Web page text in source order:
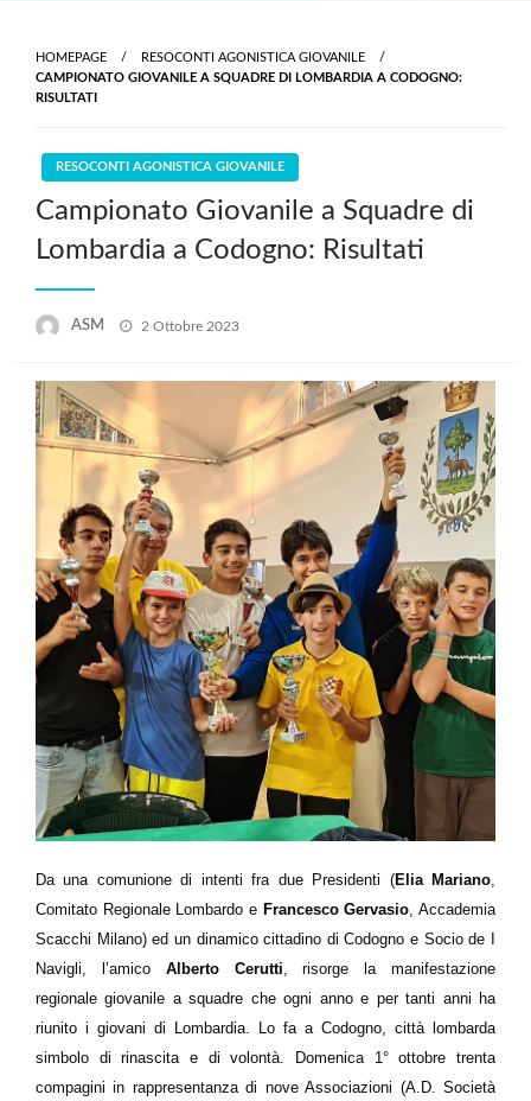
HOMEPAGE
RESOCONTI AGONISTICA GIOVANILE
CAMPIONATO GIOVANILE A SQUADRE DI LOMBARDIA A CODOGNO:
RISULTATI
RESOCONTI AGONISTICA GIOVANILE
Campionato Giovanile a Squadre di
Lombardia a Codogno: Risultati
ASM
Posted
2 Ottobre 2023
Da una comunione di intenti fra due Presidenti (Elia Mariano,
Comitato Regionale Lombardo e Francesco Gervasio, Accademia
Scacchi Milano) ed un dinamico cittadino di Codogno e Socio de I
Navigli, l’amico Alberto Cerutti, risorge la manifestazione
regionale giovanile a squadre che ogni anno e per tanti anni ha
riunito i giovani di Lombardia. Lo fa a Codogno, città lombarda
simbolo di rinascita e di volontà. Domenica 1° ottobre trenta
compagini in rappresentanza di nove Associazioni (A.D. Società